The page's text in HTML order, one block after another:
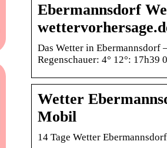
Ebermannsdorf
Das Wetter in Ebermannsdorf
Regenschauer: 4° 12°:
Wetter
Mobil
14 Tage Wetter